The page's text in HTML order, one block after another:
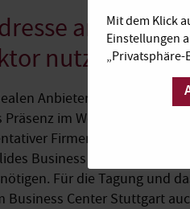
am
nutzen
Anbieter recherchiert,
im Web eine
Firmensitz verankert
Business sein. Natürlich
Für die Tagung und
Business Center Stuttgart
Mit dem Klick
Einstellungen
„Privatsphäre-